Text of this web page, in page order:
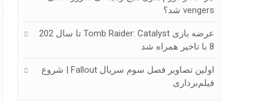
Vengers شد؟
عرضه بازی Tomb Raider: Catalyst تا سال 202
8 با تاخیر همراه شد
اولین تصاویر فصل سوم سریال Fallout | شروع
فیلم‌برداری